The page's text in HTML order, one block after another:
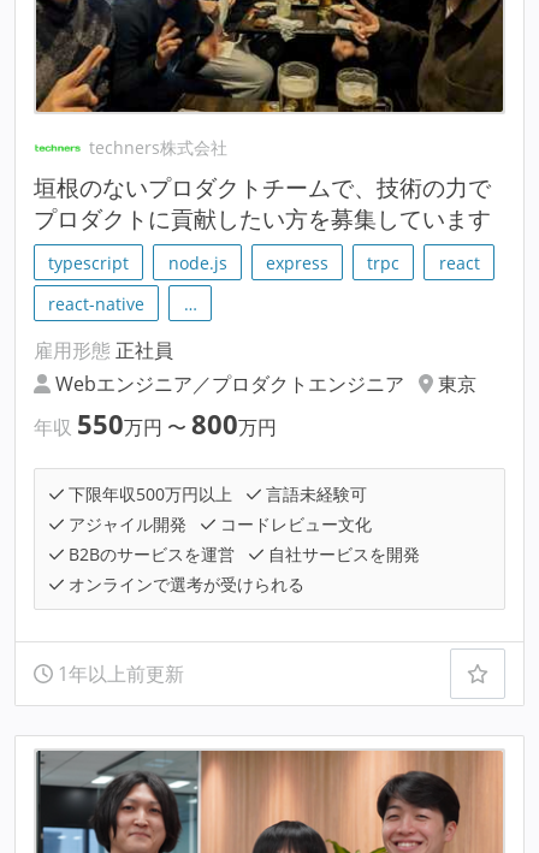
techners株式会社
垣根のないプロダクトチームで、技術の力で
プロダクトに貢献したい方を募集しています
typescript node.js express trpc
react
react-native
…
雇用形態 正社員
Webエンジニア／プロダクトエンジニア
東京
年収 550万円 〜 800万円
下限年収500万円以上
言語未経験可
アジャイル開発
コードレビュー文化
B2Bのサービスを運営
自社サービスを開発
オンラインで選考が受けられる
1年以上前更新